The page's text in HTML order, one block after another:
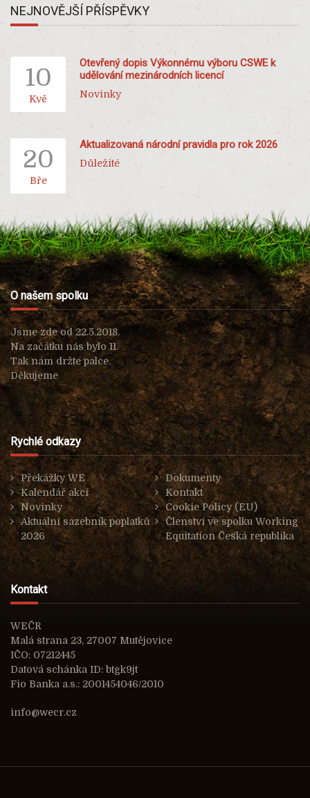
NEJNOVĚJŠÍ PŘÍSPĚVKY
10
Kvě
Otevřený dopis Výkonnému výboru CSWE k
udělování mezinárodních licencí
Novinky
20
Bře
Aktualizovaná národní pravidla pro rok 2026
Důležité
O našem spolku
Jsme zde od 22.5.2018.
Na začátku nás bylo 11.
Tak nám držte palce.
Děkujeme
Rychlé odkazy
Překážky WE
Dokumenty
Kalendář akcí
Kontakt
Novinky
Cookie Policy (EU)
Aktuální sazebník poplatků
2026
Členství ve spolku Working
Equitation Česká republika
Kontakt
WEČR
Malá strana 23, 27007 Mutějovice
IČO: 07212445
Datová schánka ID: btgk9jt
Fio Banka a.s.: 2001454046/2010
info@wecr.cz